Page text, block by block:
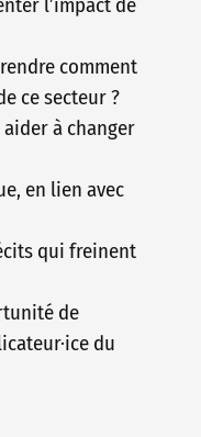
comment
ce secteur ?
à changer
en lien avec
qui freinent
de
du